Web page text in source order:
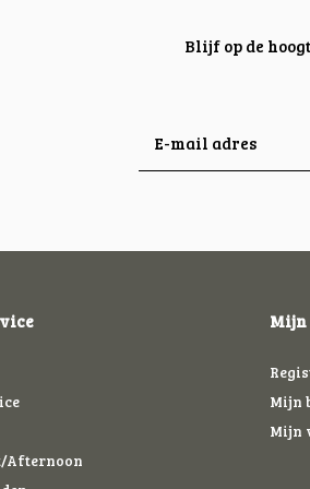
Blijf op de
Afternoon
Mijn
Mijn
Mijn